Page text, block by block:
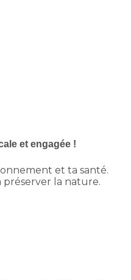
et engagée !
et ta santé.
préserver la nature.